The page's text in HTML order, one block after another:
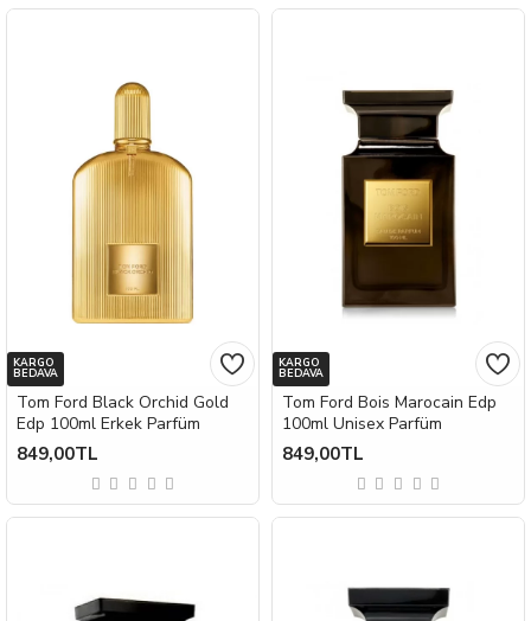
KARGO
BEDAVA
Tom Ford Black Orchid Gold
Edp 100ml Erkek Parfüm
849,00TL
KARGO
BEDAVA
Tom Ford Bois Marocain Edp
100ml Unisex Parfüm
849,00TL